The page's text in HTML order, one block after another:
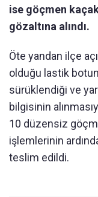
ise göçmen
gözaltına alındı.
Öte yandan ilçe
olduğu lastik
sürüklendiği ve
bilgisinin
10 düzensiz
işlemlerinin
teslim edildi.